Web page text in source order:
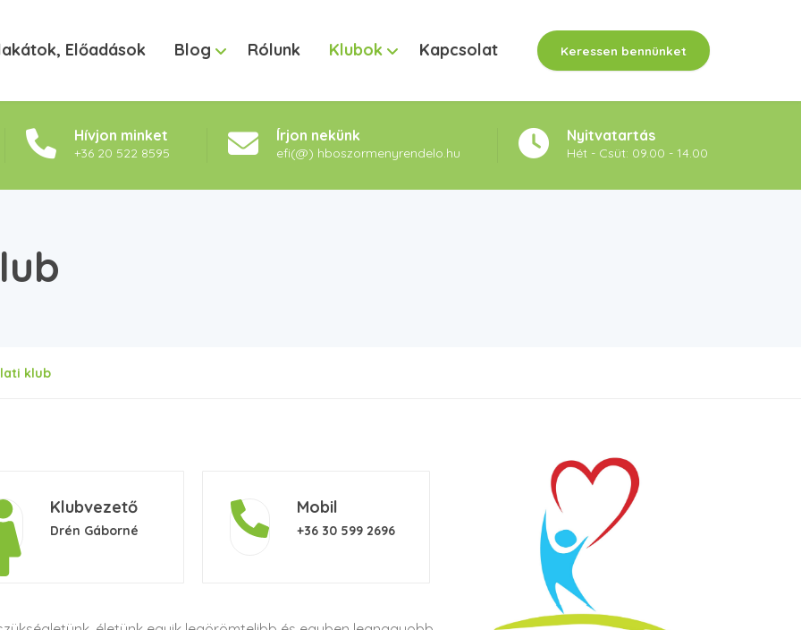
Előadások Blog Rólunk Klubok Kapcsolat Keressen bennünket
Hívjon minket
+36 20 522 8595
Írjon nekünk
efi(@) hboszormenyrendelo.hu
Nyitvatartás
Hét - Csüt: 09.00 - 14.00
klub
Klubvezető
Drén Gáborné
Mobil
+36 30 599 2696